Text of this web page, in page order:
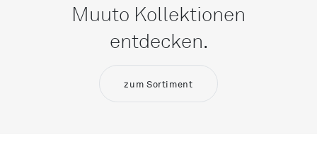
Muuto Kollektionen
entdecken.
zum Sortiment